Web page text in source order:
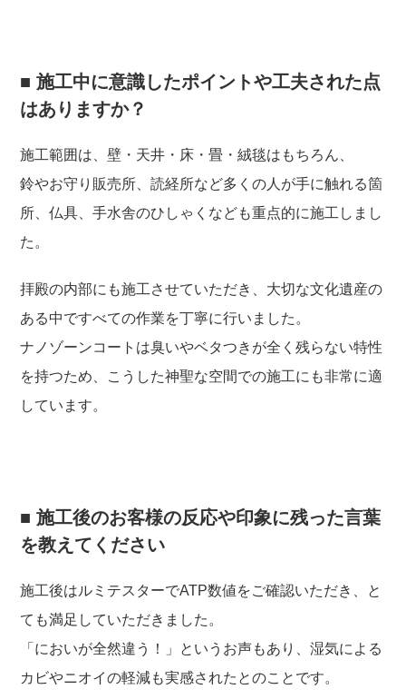
■ 施工中に意識したポイントや工夫された点
はありますか？
施工範囲は、壁・天井・床・畳・絨毯はもちろん、
鈴やお守り販売所、読経所など多くの人が手に触れる箇
所、仏具、手水舎のひしゃくなども重点的に施工しまし
た。
拝殿の内部にも施工させていただき、大切な文化遺産の
ある中ですべての作業を丁寧に行いました。
ナノゾーンコートは臭いやベタつきが全く残らない特性
を持つため、こうした神聖な空間での施工にも非常に適
しています。
■ 施工後のお客様の反応や印象に残った言葉
を教えてください
施工後はルミテスターでATP数値をご確認いただき、と
ても満足していただきました。
「においが全然違う！」というお声もあり、湿気による
カビやニオイの軽減も実感されたとのことです。